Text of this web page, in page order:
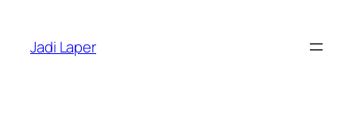
content
Jadi Laper